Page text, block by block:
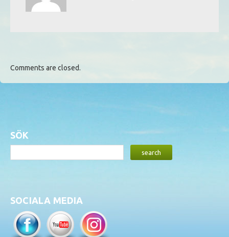
Comments are closed.
SÖK
SOCIALA MEDIA